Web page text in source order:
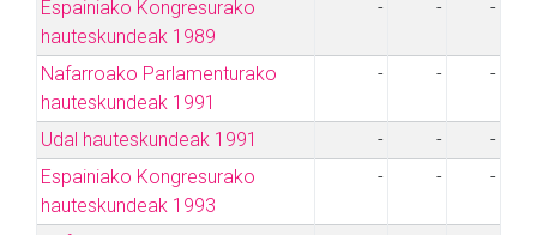
Espainiako Kongresurako
hauteskundeak 1989
- - -
Nafarroako Parlamenturako
hauteskundeak 1991
- - -
Udal hauteskundeak 1991 - -
-
Espainiako Kongresurako
hauteskundeak 1993
- - -